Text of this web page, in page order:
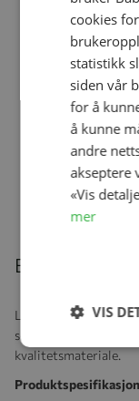
kr
kr
Beskrivelse
LEGO® Wear -
solbriller. T- skjorten
kvalitetsmateriale.
cookies
statistikk
siden vår
for å
å kunne
andre
akseptere
«Vis
mer
VIS